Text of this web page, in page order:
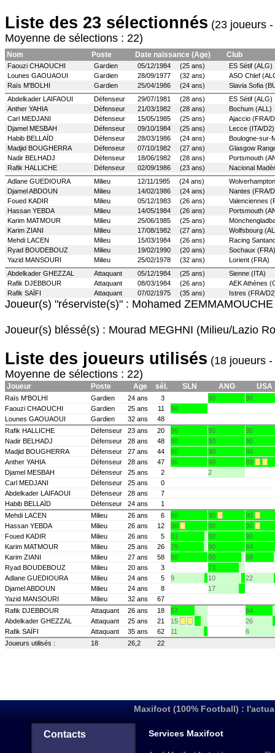
Liste des 23 sélectionnés (23 joueurs
Moyenne de sélections : 22)
Nom Poste Date naissance (Age) Club
Faouzi CHAOUCHI Gardien 05/12/1984 (25 ans)
ES Sétif (ALG)
Lounes GAOUAOUI
Gardien 28/09/1977 (32 ans)
ASO Chlef
Raïs M'BOLHI
Gardien 25/04/1986 (24 ans)
Slavia Sofia
Abdelkader LAIFAOUI
Défenseur 29/07/1981 (28 ans)
ES Sétif (ALG)
Anther YAHIA
Défenseur 21/03/1982 (28 ans)
Bochum (ALL)
Carl MEDJANI
Défenseur 15/05/1985 (25 ans)
Ajaccio (FRA/
Djamel MESBAH
Défenseur 09/10/1984 (25 ans)
Lecce (ITA/D2)
Habib BELLAÏD
Défenseur 28/03/1986 (24 ans)
Boulogne-sur-
Madjid BOUGHERRA
Défenseur 07/10/1982 (27 ans)
Glasgow
Nadir BELHADJ
Défenseur 18/06/1982 (28 ans)
Portsmouth
Rafik HALLICHE
Défenseur 02/09/1986 (23 ans)
Nacional
Adlane GUEDIOURA
Milieu 12/11/1985 (24 ans)
Djamel ABDOUN
Milieu 14/02/1986 (24 ans)
Nantes (FRA/
Foued KADIR
Milieu 05/12/1983 (26 ans)
Valenciennes
Hassan YEBDA
Milieu 14/05/1984 (26 ans)
Portsmouth
Karim MATMOUR
Milieu 25/06/1985 (25 ans)
Karim ZIANI
Milieu 17/08/1982 (27 ans)
Wolfsbourg
Mehdi LACEN
Milieu 15/03/1984 (26 ans)
Racing
Ryad BOUDEBOUZ
Milieu 19/02/1990 (20 ans)
Sochaux (FRA)
Yazid MANSOURI
Milieu 25/02/1978 (32 ans)
Lorient (FRA)
Abdelkader GHEZZAL
Attaquant 05/12/1984 (25 ans)
Sienne (ITA)
Rafik DJEBBOUR
Attaquant 08/03/1984 (26 ans)
AEK Athènes
Rafik SAÏFI
Attaquant 07/02/1975 (35 ans) Istres (FRA/
Joueur(s) "réserviste(s)" : Mohamed
Joueur(s) bléssé(s) : Mourad MEGHNI (Milieu/Lazio
Liste des joueurs utilisés (18 joueurs
Moyenne de sélections : 22)
Joueur Poste Age sél. SLN ANG USA
Raïs M'BOLHI Gardien 24 ans 3 90
90
Faouzi CHAOUCHI
Gardien 25 ans 11
90
Lounes GAOUAOUI
Gardien 32 ans
48
Rafik HALLICHE
Défenseur 23 ans 20 90 90
90
Nadir BELHADJ
Défenseur 28 ans 48 90 90
90
Madjid BOUGHERRA
Défenseur 27 ans 44 90 90
90
Anther YAHIA
Défenseur 28 ans 47 90 90
89
Djamel MESBAH
Défenseur 25 ans 2
2
Carl MEDJANI
Défenseur 25 ans
0
Abdelkader LAIFAOUI
Défenseur 28 ans
7
Habib BELLAÏD
Défenseur 24 ans
1
Mehdi LACEN
Milieu 26 ans 6 90 90
90
Hassan YEBDA
Milieu 26 ans 12 90 88
90
Foued KADIR
Milieu 26 ans 5 81 90
90
Karim MATMOUR
Milieu 25 ans 26 79 90
84
Karim ZIANI
Milieu 27 ans 58 90 80
68
Ryad BOUDEBOUZ
Milieu 20 ans 3
73
Adlane GUEDIOURA
Milieu 24 ans 5 9 10
22
Djamel ABDOUN
Milieu 24 ans 8
17
Yazid MANSOURI
Milieu 32 ans
67
Rafik DJEBBOUR
Attaquant 26 ans 18 57
64
Abdelkader GHEZZAL
Attaquant 25 ans 21 15
26
Rafik SAÏFI
Attaquant 35 ans 62 11
6
Joueurs utilisés :
18 26,2 22
Maxifoot (100% Football) :
Contacts Services Maxifoot